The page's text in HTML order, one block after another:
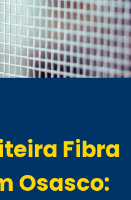
Fibra
Osasco: